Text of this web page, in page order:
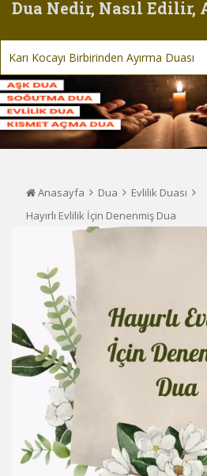
Dua Nedir, Nasıl Edilir,
Karı Kocayı Birbirinden Ayırma Duası
Anasayfa Dua
Evlilik Duası
Hayırlı Evlilik İçin Denenmiş Dua